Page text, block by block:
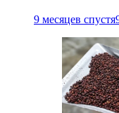
9 месяцев спустя